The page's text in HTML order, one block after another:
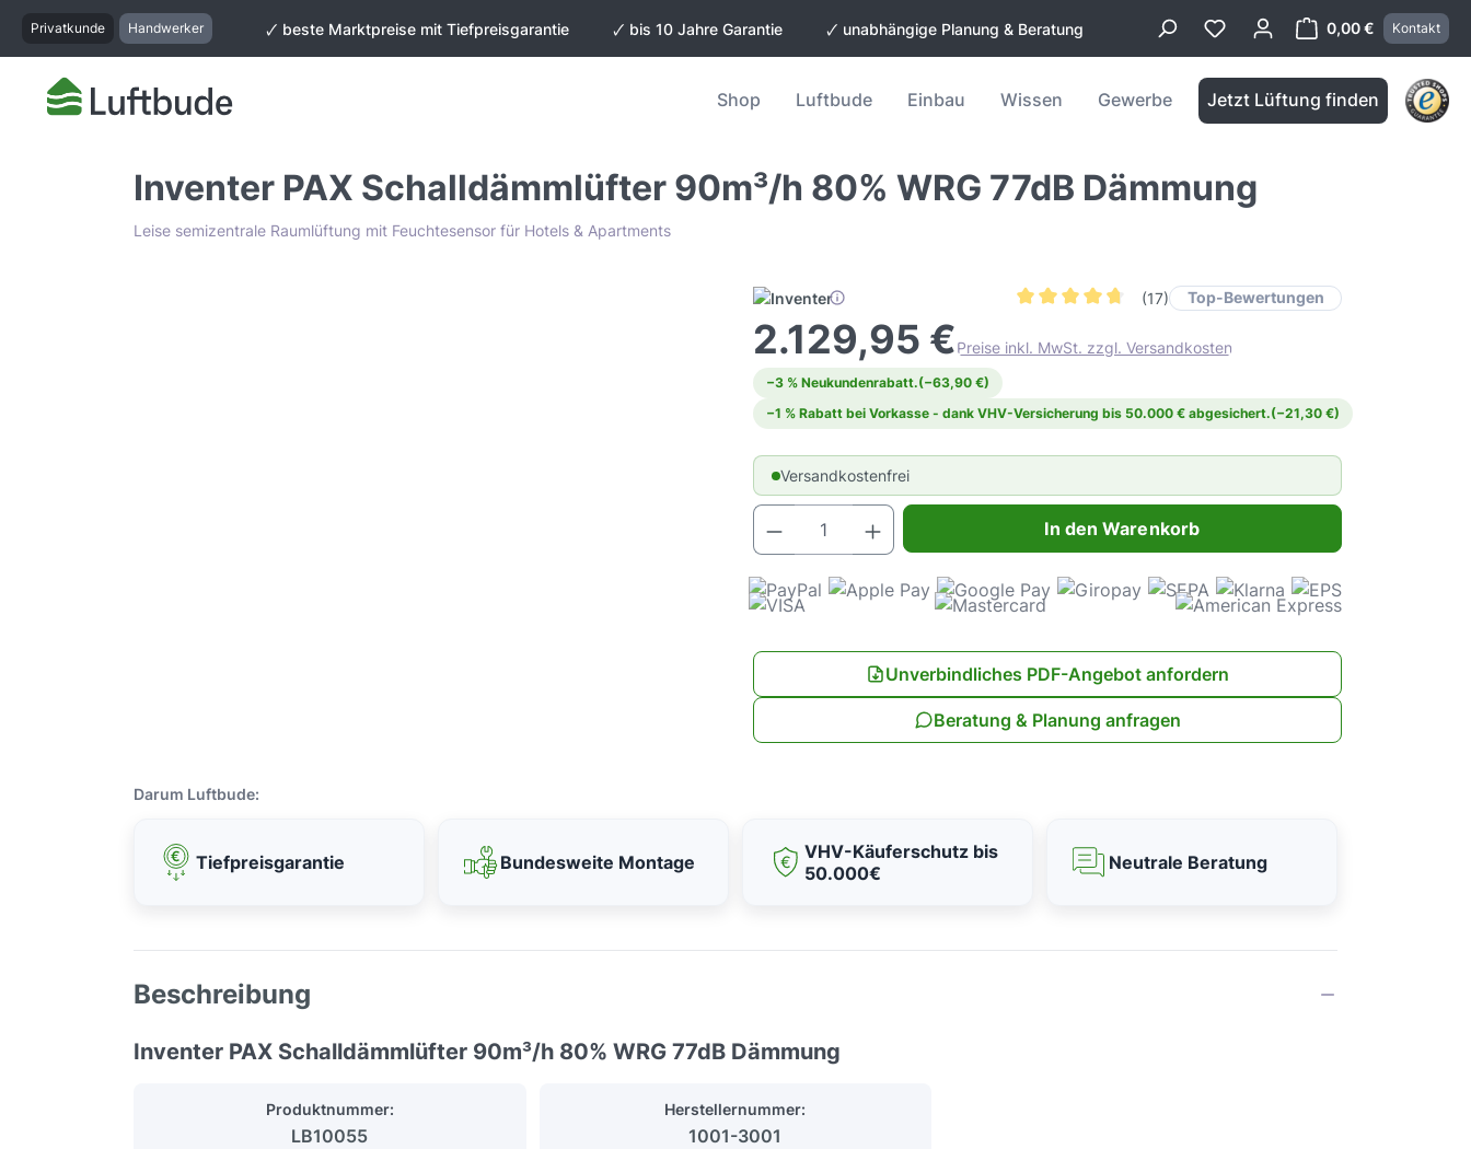
Zur Hauptnavigation springen
Privatkunde Handwerker 🗸 beste Marktpreise mit Tiefpreisgarantie 🗸 bis 10 Jahre Garantie 🗸 unabhängige Planung & Beratung 0,00 €
Warenkorb
Kontakt
Shop Luftbude Einbau Wissen Gewerbe Jetzt Lüftung finden
Inventer PAX Schalldämmlüfter 90m³/h 80% WRG 77dB Dämmung
Leise semizentrale Raumlüftung mit Feuchtesensor für Hotels & Apartments
(17) Top-Bewertungen
2.129,95 €Preise inkl. MwSt. zzgl. Versandkosten
−3 % Neukundenrabatt.(−63,90 €)
−1 % Rabatt bei Vorkasse - dank VHV-Versicherung bis 50.000 € abgesichert.(−21,30 €)
Versandkostenfrei
Produkt Anzahl: Gib den gewünschten Wert ein oder benutze die Schaltflächen
In den Warenkorb
Unverbindliches PDF-Angebot anfordern
Beratung & Planung anfragen
Darum Luftbude:
Tiefpreisgarantie Bundesweite Montage
VHV-Käuferschutz bis
50.000€
Neutrale Beratung
Beschreibung
Inventer PAX Schalldämmlüfter 90m³/h 80% WRG 77dB Dämmung
Produktnummer:
LB10055
Herstellernummer:
1001-3001